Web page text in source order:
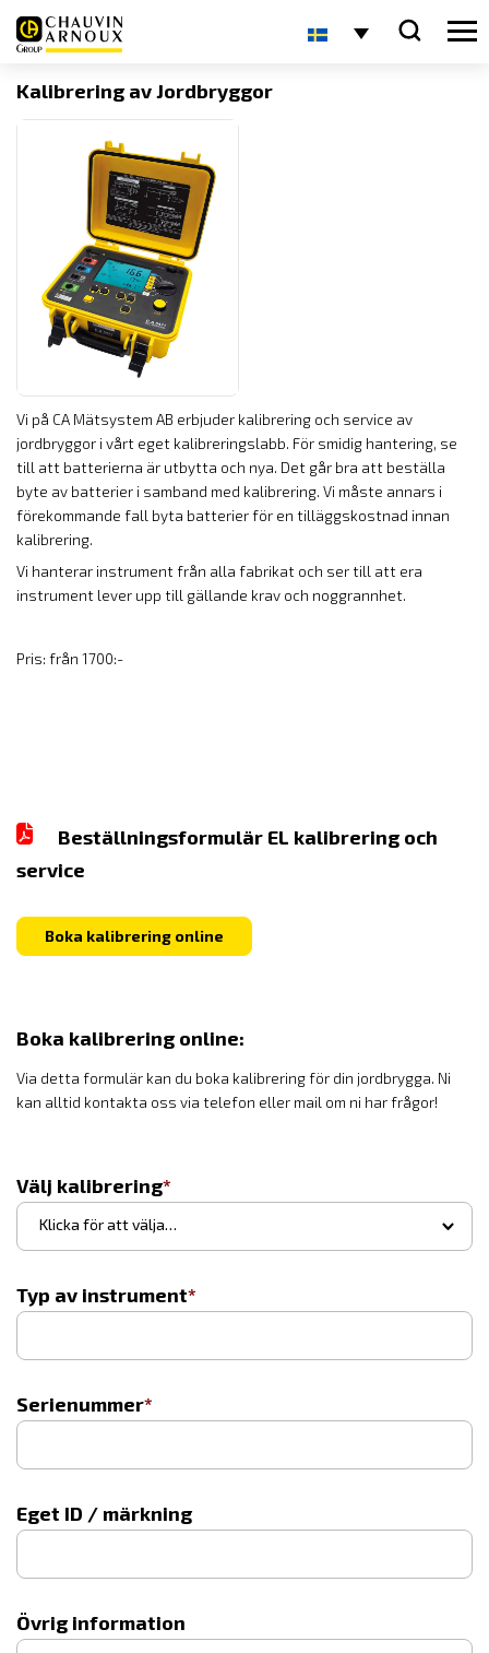
Kalibrering av Jordbryggor
Vi på CA Mätsystem AB erbjuder kalibrering och service av
jordbryggor i vårt eget kalibreringslabb. För smidig hantering, se
till att batterierna är utbytta och nya. Det går bra att beställa
byte av batterier i samband med kalibrering. Vi måste annars i
förekommande fall byta batterier för en tilläggskostnad innan
kalibrering.
Vi hanterar instrument från alla fabrikat och ser till att era
instrument lever upp till gällande krav och noggrannhet.
Pris: från 1700:-
Beställningsformulär EL kalibrering och
service
Boka kalibrering online
Boka kalibrering online:
Via detta formulär kan du boka kalibrering för din jordbrygga. Ni
kan alltid kontakta oss via telefon eller mail om ni har frågor!
Välj kalibrering
Klicka för att välja…
▾
Typ av instrument
Serienummer
Eget ID / märkning
Övrig information